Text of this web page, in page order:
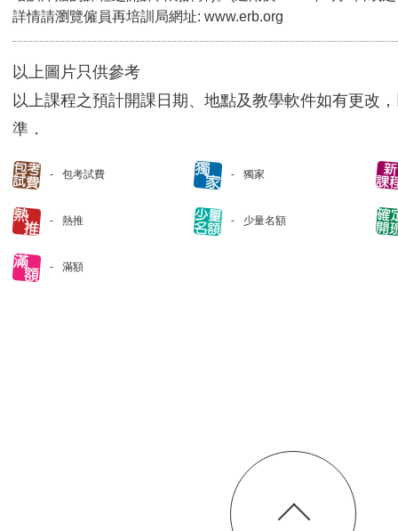
詳情請瀏覽僱員再培訓局網址: www.erb.org
以上圖片只供參考
以上課程之預計開課日期、地點及教學軟件如有更改
準．
包考試費 獨家
熱推 少量名額
滿額